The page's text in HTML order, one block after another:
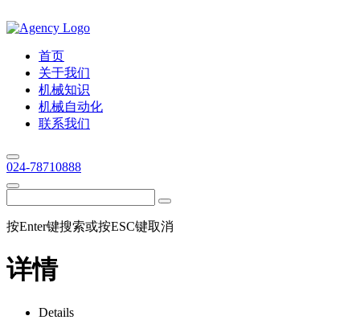
首页
关于我们
机械知识
机械自动化
联系我们
024-78710888
按Enter键搜索或按ESC键取消
详情
Details